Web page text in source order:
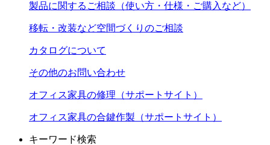
製品に関するご相談（使い方・仕様・ご購入など）
移転・改装など空間づくりのご相談
カタログについて
その他のお問い合わせ
オフィス家具の修理（サポートサイト）
オフィス家具の合鍵作製（サポートサイト）
キーワード検索